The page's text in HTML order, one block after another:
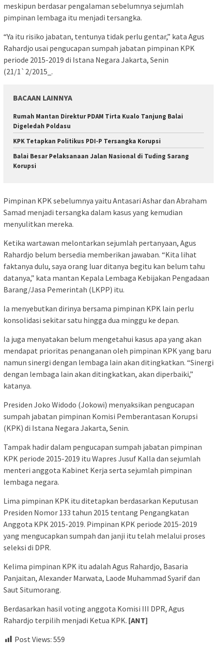
meskipun berdasar pengalaman sebelumnya sejumlah
pimpinan lembaga itu menjadi tersangka.
“Ya itu risiko jabatan, tentunya tidak perlu gentar,” kata Agus
Rahardjo usai pengucapan sumpah jabatan pimpinan KPK
periode 2015-2019 di Istana Negara Jakarta, Senin
(21/1`2/2015_.
BACAAN LAINNYA
Rumah Mantan Direktur PDAM Tirta Kualo Tanjung Balai
Digeledah Poldasu
KPK Tetapkan Politikus PDI-P Tersangka Korupsi
Balai Besar Pelaksanaan Jalan Nasional di Tuding Sarang
Korupsi
Pimpinan KPK sebelumnya yaitu Antasari Ashar dan Abraham
Samad menjadi tersangka dalam kasus yang kemudian
menyulitkan mereka.
Ketika wartawan melontarkan sejumlah pertanyaan, Agus
Rahardjo belum bersedia memberikan jawaban. “Kita lihat
faktanya dulu, saya orang luar ditanya begitu kan belum tahu
datanya,” kata mantan Kepala Lembaga Kebijakan Pengadaan
Barang/Jasa Pemerintah (LKPP) itu.
Ia menyebutkan dirinya bersama pimpinan KPK lain perlu
konsolidasi sekitar satu hingga dua minggu ke depan.
Ia juga menyatakan belum mengetahui kasus apa yang akan
mendapat prioritas penanganan oleh pimpinan KPK yang baru
namun sinergi dengan lembaga lain akan ditingkatkan. “Sinergi
dengan lembaga lain akan ditingkatkan, akan diperbaiki,”
katanya.
Presiden Joko Widodo (Jokowi) menyaksikan pengucapan
sumpah jabatan pimpinan Komisi Pemberantasan Korupsi
(KPK) di Istana Negara Jakarta, Senin.
Tampak hadir dalam pengucapan sumpah jabatan pimpinan
KPK periode 2015-2019 itu Wapres Jusuf Kalla dan sejumlah
menteri anggota Kabinet Kerja serta sejumlah pimpinan
lembaga negara.
Lima pimpinan KPK itu ditetapkan berdasarkan Keputusan
Presiden Nomor 133 tahun 2015 tentang Pengangkatan
Anggota KPK 2015-2019. Pimpinan KPK periode 2015-2019
yang mengucapkan sumpah dan janji itu telah melalui proses
seleksi di DPR.
Kelima pimpinan KPK itu adalah Agus Rahardjo, Basaria
Panjaitan, Alexander Marwata, Laode Muhammad Syarif dan
Saut Situmorang.
Berdasarkan hasil voting anggota Komisi III DPR, Agus
Rahardjo terpilih menjadi Ketua KPK. [ANT]
Post Views: 559